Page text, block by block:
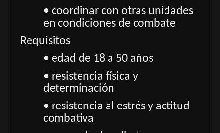
• coordinar con otras unidades
en condiciones de combate
Requisitos
• edad de 18 a 50 años
• resistencia física y
determinación
• resistencia al estrés y actitud
combativa